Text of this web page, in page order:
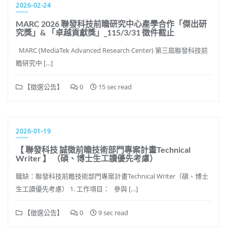
2026-02-24
MARC 2026 聯發科技前瞻研究中心產學合作「傑出研
究獎」& 「卓越貢獻獎」_115/3/31 徵件截止
MARC (MediaTek Advanced Research Center) 第三屆聯發科技前
瞻研究中 […]
【徵選公告】 0 15 sec read
2026-01-19
【 聯發科技 誠徵前瞻技術部門專案計畫Technical
Writer 】 （碩、博士生工讀優先考慮）
職缺：聯發科技前瞻技術部門專案計畫Technical Writer（碩、博士
生工讀優先考慮） 1. 工作項目： 參與 […]
【徵選公告】 0 9 sec read